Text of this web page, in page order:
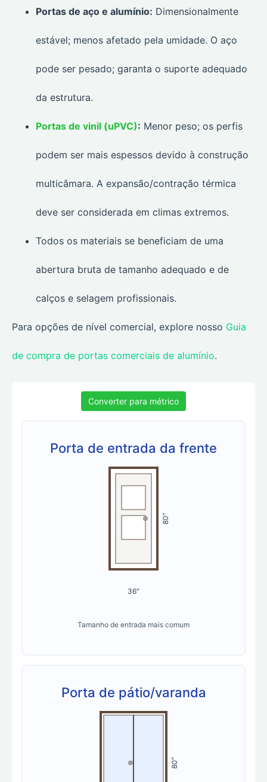
Portas de aço e alumínio: Dimensionalmente
estável; menos afetado pela umidade. O aço
pode ser pesado; garanta o suporte adequado
da estrutura.
Portas de vinil (uPVC): Menor peso; os perfis
podem ser mais espessos devido à construção
multicâmara. A expansão/contração térmica
deve ser considerada em climas extremos.
Todos os materiais se beneficiam de uma
abertura bruta de tamanho adequado e de
calços e selagem profissionais.
Para opções de nível comercial, explore nosso Guia
de compra de portas comerciais de alumínio.
Converter para métrico
Porta de entrada da frente
80″
36″
Tamanho de entrada mais comum
Porta de pátio/varanda
80″